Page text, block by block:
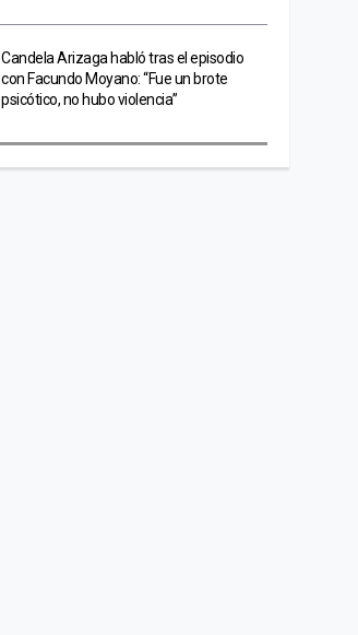
Candela Arizaga habló tras el episodio
con Facundo Moyano: “Fue un brote
psicótico, no hubo violencia”